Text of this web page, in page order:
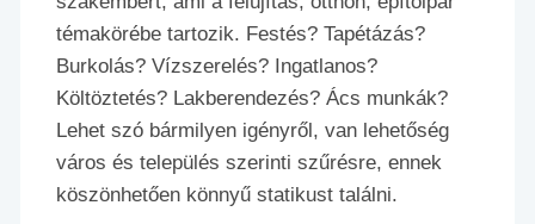
témakörébe tartozik. Festés? Tapétázás?
Burkolás? Vízszerelés? Ingatlanos?
Költöztetés? Lakberendezés? Ács munkák?
Lehet szó bármilyen igényről, van lehetőség
város és település szerinti szűrésre, ennek
köszönhetően könnyű statikust találni.